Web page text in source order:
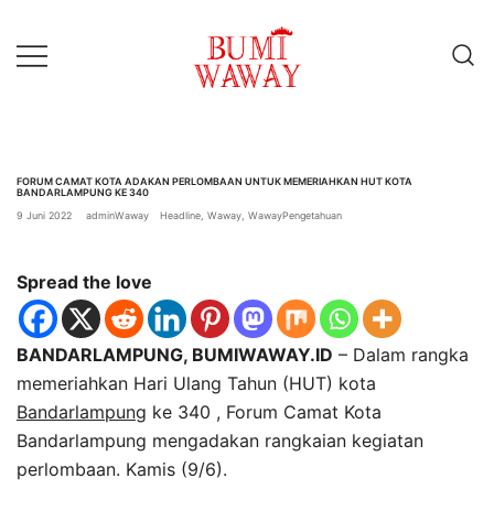
ke
konten
FORUM CAMAT KOTA ADAKAN PERLOMBAAN UNTUK MEMERIAHKAN HUT KOTA
BANDARLAMPUNG KE 340
9 Juni 2022
adminWaway Headline Waway WawayPengetahuan
Spread the love
BANDARLAMPUNG, BUMIWAWAY.ID – Dalam rangka
memeriahkan Hari Ulang Tahun (HUT) kota
Bandarlampung ke 340 , Forum Camat Kota
Bandarlampung mengadakan rangkaian kegiatan
perlombaan. Kamis (9/6).